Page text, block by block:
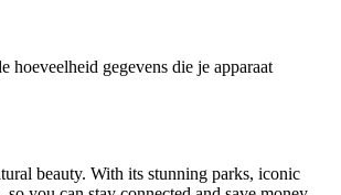
gegevens die je apparaat
beauty. With its stunning parks, iconic